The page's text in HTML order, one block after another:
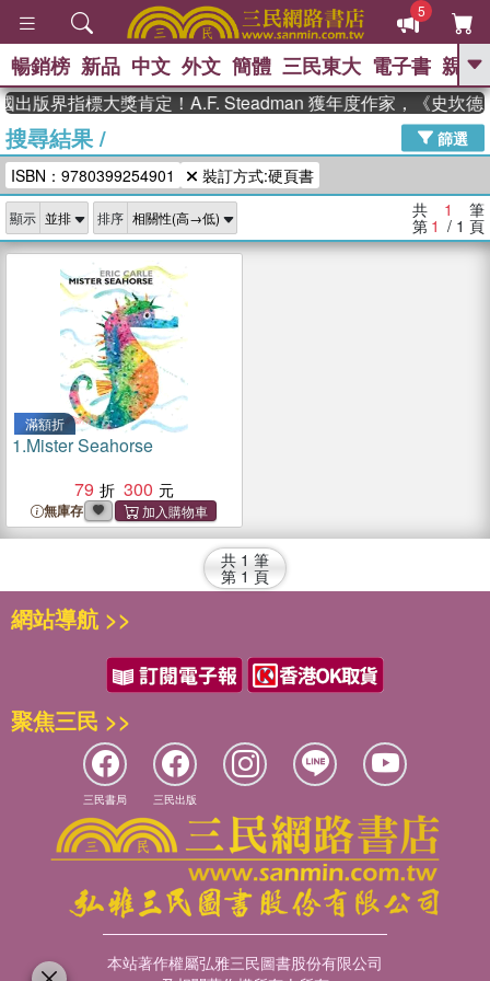
5
GO
高希均教授回憶錄
、 The Odyssey 、 父親節 、 花開錦
繡 、 暑期推薦
李登輝時代 、 數學女孩：黎曼猜想
、
如果歷史是一
群喵 、 臺灣漫遊錄
暢銷榜 新品 中文 外文 簡體 三民東大 電子書 親子
出版界指標大獎肯定！A.F. Steadman 獲年度作家，《史坎德
搜尋結果/
篩選
ISBN：9780399254901
裝訂方式:硬頁書
顯示 排序 共 1 筆
第 1 / 1 頁
滿額折
1.Mister Seahorse
79
300
無庫存
共 1 筆
第 1 頁
網站導航 >>
聚焦三民 >>
三民書局 三民出版
本站著作權屬弘雅三民圖書股份有限公司